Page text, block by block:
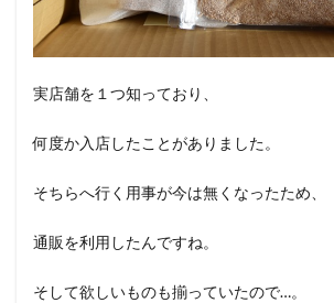
実店舗を１つ知っており、
何度か入店したことがありました。
そちらへ行く用事が今は無くなったため、
通販を利用したんですね。
そして欲しいものも揃っていたので…。